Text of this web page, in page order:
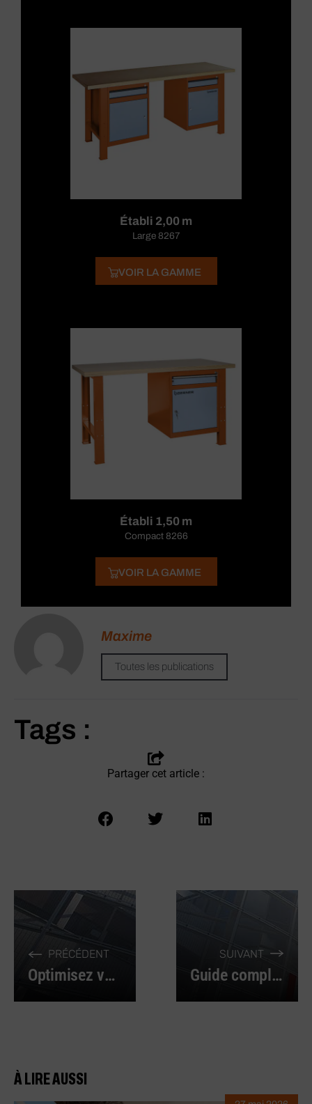
Établi 2,00 m
Large 8267
VOIR LA GAMME
Établi 1,50 m
Compact 8266
VOIR LA GAMME
Maxime
Toutes les publications
Tags :
Partager cet article :
PRÉCÉDENT
Optimisez vos fixations : le choix judicieux des embases à visser
SUIVANT
Guide complet sur les forets cobalt : performance et durabilité
À LIRE AUSSI